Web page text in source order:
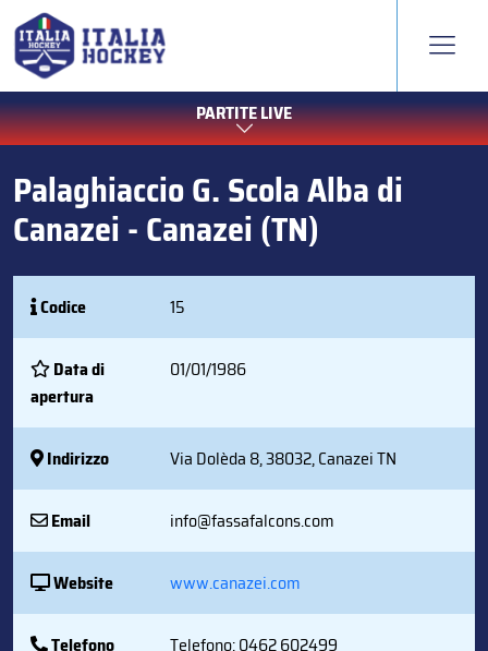
PARTITE LIVE
Palaghiaccio G. Scola Alba di
Canazei - Canazei (TN)
Codice 15
Data di
apertura
01/01/1986
Indirizzo Via Dolèda 8, 38032, Canazei TN
Email info@fassafalcons.com
Website www.canazei.com
Telefono Telefono: 0462 602499